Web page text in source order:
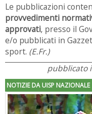
Le pubblicazioni
provvedimenti
approvati, presso il
e/o pubblicati in
sport. (E.Fr.)
pubblicato
NOTIZIE DA UISP NAZIONALE